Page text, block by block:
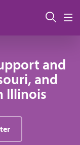
and
and
Illinois